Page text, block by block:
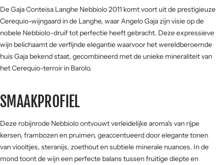
Zuur
Kracht
Tannine
Zoet
De Gaja Conteisa Langhe Nebbiolo 2011 komt voort uit de prestigieuze
Cerequio-wijngaard in de Langhe, waar Angelo Gaja zijn visie op de
nobele Nebbiolo-druif tot perfectie heeft gebracht. Deze expressieve
wijn belichaamt de verfijnde elegantie waarvoor het wereldberoemde
huis Gaja bekend staat, gecombineerd met de unieke mineraliteit van
het Cerequio-terroir in Barolo.
SMAAKPROFIEL
Deze robijnrode Nebbiolo ontvouwt verleidelijke aroma's van rijpe
kersen, frambozen en pruimen, geaccentueerd door elegante tonen
van viooltjes, steranijs, zoethout en subtiele minerale nuances. In de
mond toont de wijn een perfecte balans tussen fruitige diepte en